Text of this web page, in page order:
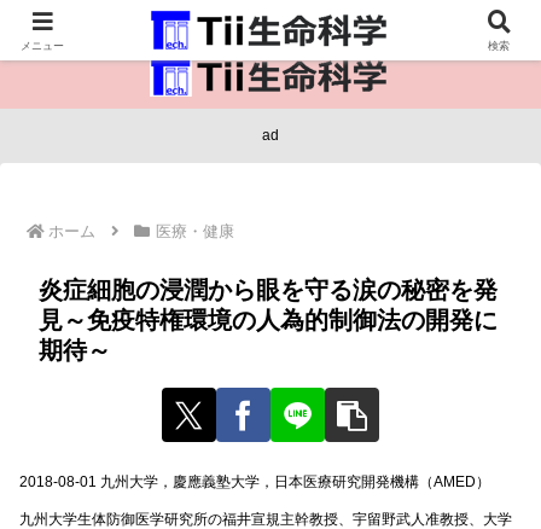
医療保健・生命・生物の情報インフラ。
ad
ホーム 医療・健康
炎症細胞の浸潤から眼を守る涙の秘密を発
見～免疫特権環境の人為的制御法の開発に
期待～
2018-08-01 九州大学，慶應義塾大学，日本医療研究開発機構（AMED）
九州大学生体防御医学研究所の福井宣規主幹教授、宇留野武人准教授、大学
メニュー 検索